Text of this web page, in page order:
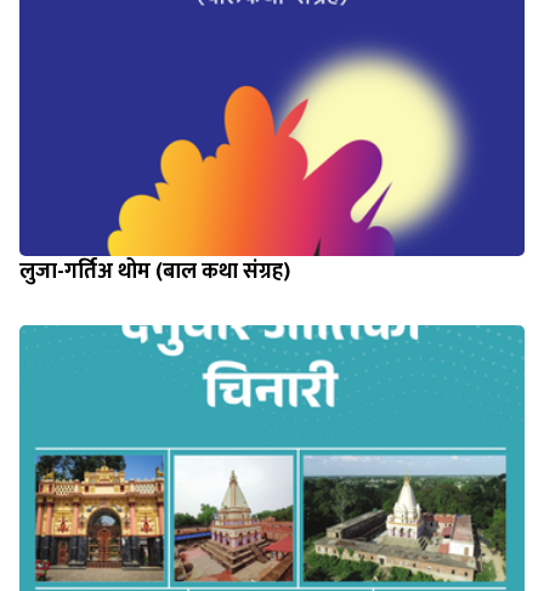
लुजा-गर्तिअ थोम (बाल कथा संग्रह)